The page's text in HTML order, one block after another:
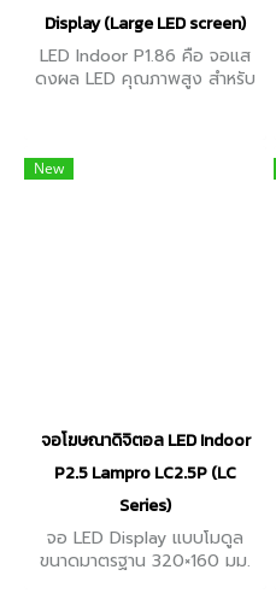
Display (Large LED screen)
LED Indoor P1.86 คือ จอแส
ดงผล LED คุณภาพสูง สำหรับ
New
จอโฆษณาดิจิตอล LED Indoor
P2.5 Lampro LC2.5P (LC
Series)
จอ LED Display แบบโมดูล
ขนาดมาตรฐาน 320×160 มม.